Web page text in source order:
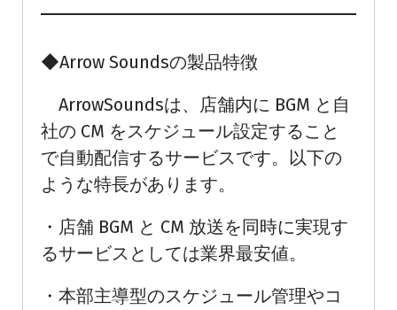
◆Arrow Soundsの製品特徴
ArrowSoundsは、店舗内に BGM と自
社の CM をスケジュール設定すること
で自動配信するサービスです。以下の
ような特長があります。
・店舗 BGM と CM 放送を同時に実現す
るサービスとしては業界最安値。
・本部主導型のスケジュール管理やコ